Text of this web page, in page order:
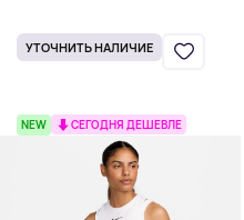
УТОЧНИТЬ НАЛИЧИЕ
NEW СЕГОДНЯ ДЕШЕВЛЕ